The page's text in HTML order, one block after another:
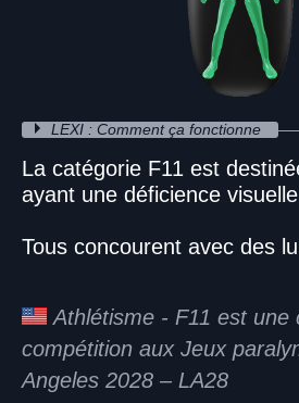
LEXI : Comment ça fonctionne
La catégorie F11 est
ayant une déficience
Tous concourent avec des
Athlétisme - F11 est une
compétition aux Jeux
Angeles 2028 – LA28